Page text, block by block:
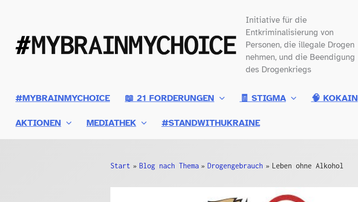
springen
Initiative für die
Entkriminalisierung von
Personen, die illegale Drogen
nehmen, und die Beendigung
des Drogenkriegs
#MYBRAINMYCHOICE 📖 21 FORDERUNGEN 🧾 STIGMA 🧠 KOKAIN
AKTIONEN MEDIATHEK #STANDWITHUKRAINE
Start Blog nach Thema Drogengebrauch Leben ohne Alkohol